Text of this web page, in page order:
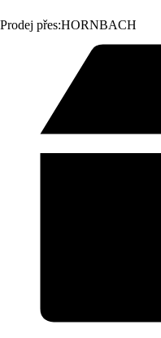
Prodej přes:HORNBACH